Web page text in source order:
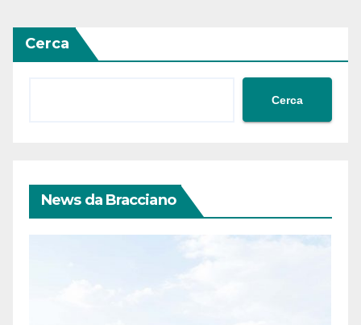
Cerca
Cerca
News da Bracciano